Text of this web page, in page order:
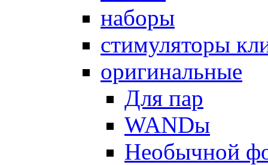
наборы
стимуляторы
оригинальные
Для пар
WANDы
Необычной